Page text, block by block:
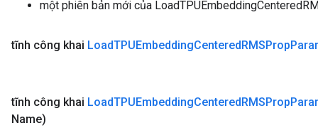
một phiên bản mới của
tĩnh công khai LoadTPUEmbeddingCenteredRMSProp
tĩnh công khai LoadTPUEmbeddingCenteredRMSProp
Name)